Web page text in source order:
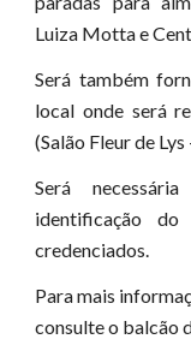
Luiza Motta e
Será também
local onde será
(Salão Fleur de
Será
identificação
credenciados.
Para mais
consulte o balcão